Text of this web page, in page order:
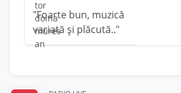
"Foarte bun, muzică
variată și plăcută.."